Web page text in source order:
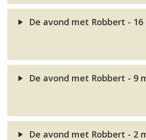
De avond met Robbert - 16
De avond met Robbert - 9
De avond met Robbert - 2